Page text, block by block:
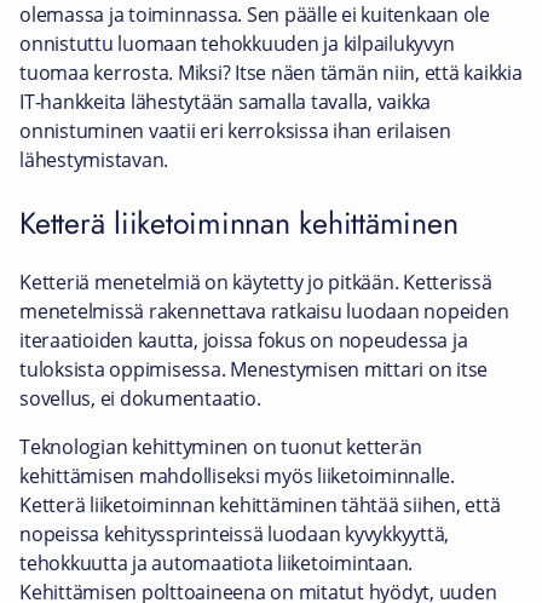
olemassa ja toiminnassa. Sen päälle ei kuitenkaan ole
onnistuttu luomaan tehokkuuden ja kilpailukyvyn
tuomaa kerrosta. Miksi? Itse näen tämän niin, että kaikkia
IT-hankkeita lähestytään samalla tavalla, vaikka
onnistuminen vaatii eri kerroksissa ihan erilaisen
lähestymistavan.
Ketterä liiketoiminnan kehittäminen
Ketteriä menetelmiä on käytetty jo pitkään. Ketterissä
menetelmissä rakennettava ratkaisu luodaan nopeiden
iteraatioiden kautta, joissa fokus on nopeudessa ja
tuloksista oppimisessa. Menestymisen mittari on itse
sovellus, ei dokumentaatio.
Teknologian kehittyminen on tuonut ketterän
kehittämisen mahdolliseksi myös liiketoiminnalle.
Ketterä liiketoiminnan kehittäminen tähtää siihen, että
nopeissa kehityssprinteissä luodaan kyvykkyyttä,
tehokkuutta ja automaatiota liiketoimintaan.
Kehittämisen polttoaineena on mitatut hyödyt, uuden